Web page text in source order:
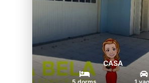
CASA
5 dorms 1